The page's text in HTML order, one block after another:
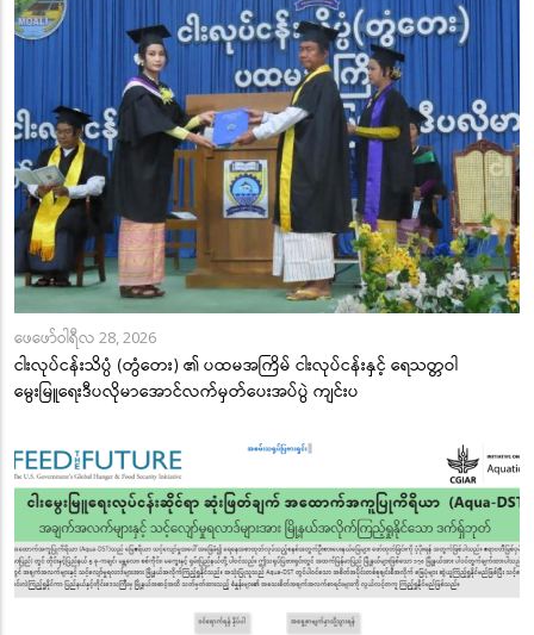
ဖေဖော်ဝါရီလ 28, 2026
ငါးလုပ်ငန်းသိပ္ပံ (တွံတေး) ၏ ပထမအကြိမ် ငါးလုပ်ငန်းနှင့် ရေသတ္တဝါ
မွေးမြူရေးဒီပလိုမာအောင်လက်မှတ်ပေးအပ်ပွဲ ကျင်းပ